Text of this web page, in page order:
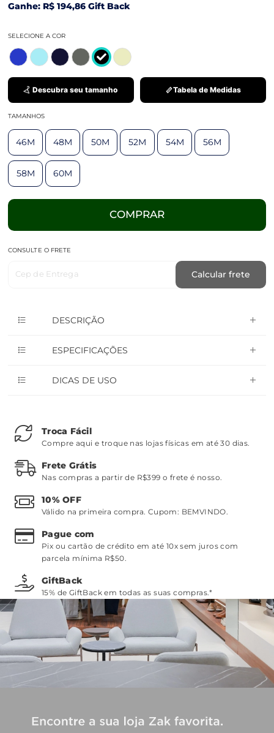
Ganhe: R$ 194,86 Gift Back
SELECIONE A COR
Descubra seu tamanho Tabela de Medidas
TAMANHOS
46M 48M 50M 52M 54M 56M
58M 60M
COMPRAR
CONSULTE O FRETE
Cep de Entrega Calcular frete
DESCRIÇÃO
ESPECIFICAÇÕES
DICAS DE USO
Troca Fácil
Compre aqui e troque nas lojas físicas em até 30 dias.
Frete Grátis
Nas compras a partir de R$399 o frete é nosso.
10% OFF
Válido na primeira compra. Cupom: BEMVINDO.
Pague com
Pix ou cartão de crédito em até 10x sem juros com
parcela mínima R$50.
GiftBack
15% de GiftBack em todas as suas compras.*